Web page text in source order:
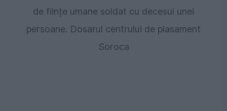
de ființe umane soldat cu decesul unei
persoane. Dosarul centrului de plasament
Soroca